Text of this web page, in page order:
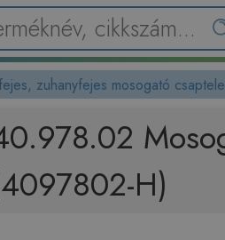
zuhanyfejes mosogató
H)